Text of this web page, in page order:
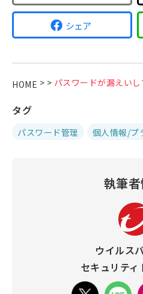
シェア
HOME > > パスワードが漏えいしているかチェック
タグ
パスワード管理 個人情報/プ
執筆
ウイルス
セキュリティ